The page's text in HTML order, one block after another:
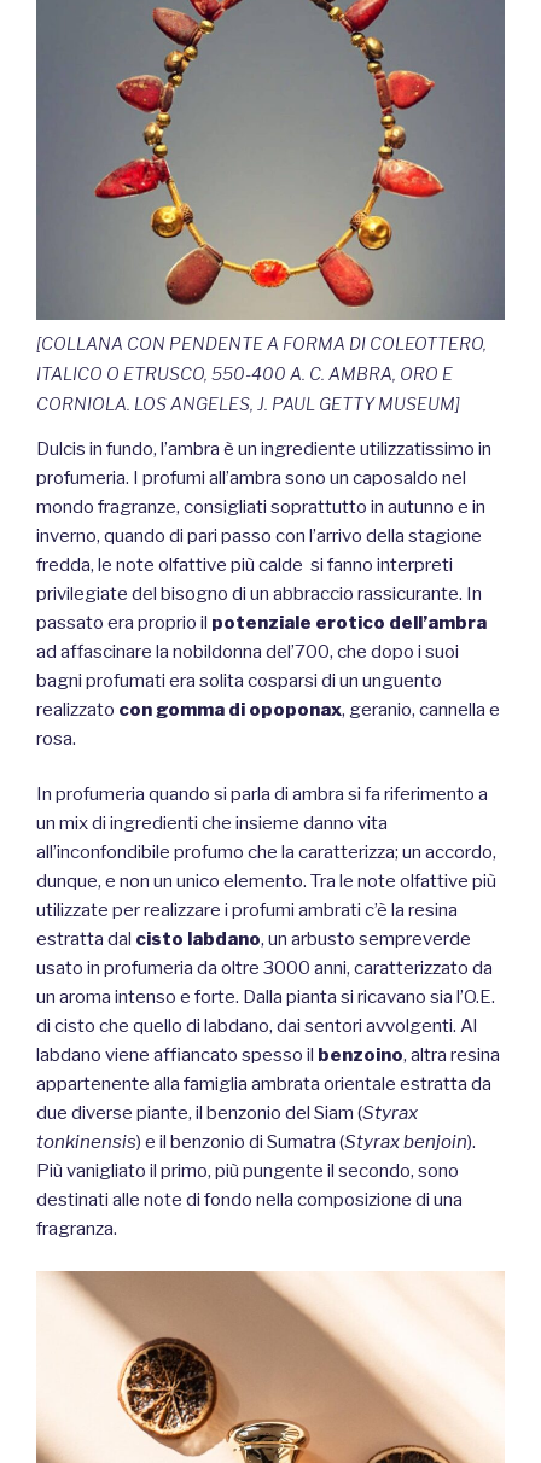
[COLLANA CON PENDENTE A FORMA DI COLEOTTERO,
ITALICO O ETRUSCO, 550-400 A. C. AMBRA, ORO E
CORNIOLA. LOS ANGELES, J. PAUL GETTY MUSEUM]
Dulcis in fundo, l’ambra è un ingrediente utilizzatissimo in
profumeria. I profumi all’ambra sono un caposaldo nel
mondo fragranze, consigliati soprattutto in autunno e in
inverno, quando di pari passo con l’arrivo della stagione
fredda, le note olfattive più calde si fanno interpreti
privilegiate del bisogno di un abbraccio rassicurante. In
passato era proprio il potenziale erotico dell’ambra
ad affascinare la nobildonna del’700, che dopo i suoi
bagni profumati era solita cosparsi di un unguento
realizzato con gomma di opoponax, geranio, cannella e
rosa.
In profumeria quando si parla di ambra si fa riferimento a
un mix di ingredienti che insieme danno vita
all’inconfondibile profumo che la caratterizza; un accordo,
dunque, e non un unico elemento. Tra le note olfattive più
utilizzate per realizzare i profumi ambrati c’è la resina
estratta dal cisto labdano, un arbusto sempreverde
usato in profumeria da oltre 3000 anni, caratterizzato da
un aroma intenso e forte. Dalla pianta si ricavano sia l’O.E.
di cisto che quello di labdano, dai sentori avvolgenti. Al
labdano viene affiancato spesso il benzoino, altra resina
appartenente alla famiglia ambrata orientale estratta da
due diverse piante, il benzonio del Siam (Styrax
tonkinensis) e il benzonio di Sumatra (Styrax benjoin).
Più vanigliato il primo, più pungente il secondo, sono
destinati alle note di fondo nella composizione di una
fragranza.